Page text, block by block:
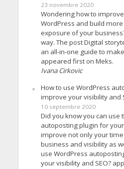
23 novembre 2020
Wondering how to
WordPress and build
exposure of your
way. The post Digital
an all-in-one guide to
appeared first on Meks.
Ivana Cirkovic
How to use WordPress
improve your visibility and
10 septembre 2020
Did you know you can use
autoposting plugin for
improve not only your
business and visibility as
use WordPress
your visibility and SEO?